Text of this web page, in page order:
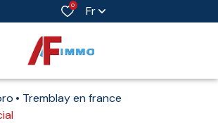
0 Fr
Tremblay en france